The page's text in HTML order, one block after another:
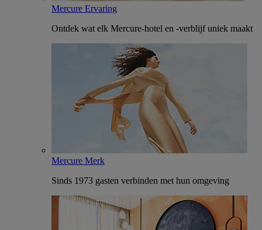
Mercure Ervaring
Ontdek wat elk Mercure-hotel en -verblijf uniek maakt
Mercure Merk
Sinds 1973 gasten verbinden met hun omgeving